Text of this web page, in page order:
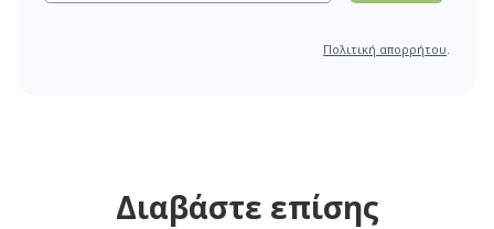
Πολιτική απορρήτου.
Διαβάστε επίσης